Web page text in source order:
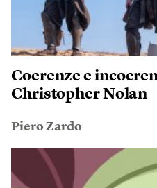
Coerenze e
Christopher Nolan
Piero Zardo